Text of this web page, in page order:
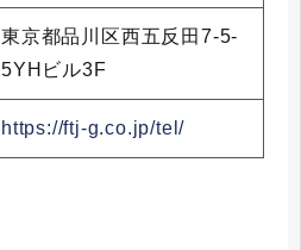
東京都品川区西五反田7-5-
5YHビル3F
https://ftj-g.co.jp/tel/